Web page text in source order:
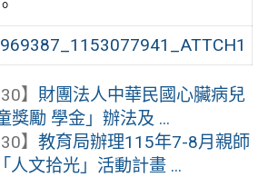
】 財團法人中華民國心臟病兒
獎勵 學金」辦法及 ...
】 教育局辦理115年7-8月親師
人文拾光」活動計畫 ...